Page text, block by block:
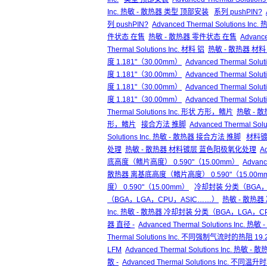
Inc. 热敏 - 散热器 类型 顶部安装
系列 pushPIN?
列 pushPIN? Advanced Thermal Solutions Inc.
件状态 在售 热敏 - 散热器 零件状态 在售
Thermal Solutions Inc. 材料 铝 热敏 - 散热器 材
度 1.181"（30.00mm）
Advanced Thermal
度 1.181"（30.00mm）
Advanced Thermal
度 1.181"（30.00mm）
Advanced Thermal
度 1.181"（30.00mm）
Advanced Thermal
Thermal Solutions Inc. 形状 方形，鳍片 热敏 - 散
形，鳍片
接合方法 推脚 Advanced Thermal
Solutions Inc. 热敏 - 散热器 接合方法 推脚
材料
处理 热敏 - 散热器 材料镀层 蓝色阳极氧化处理
底高度（鳍片高度） 0.590"（15.00mm）
散热器 离基底高度（鳍片高度） 0.590"（
度） 0.590"（15.00mm）
冷却封装 分类（
（BGA，LGA，CPU，ASIC……）
热敏 - 散热
Inc. 热敏 - 散热器 冷却封装 分类（BGA，LGA
器 直径 - Advanced Thermal Solutions Inc. 热敏 -
Thermal Solutions Inc. 不同强制气流时的热阻
LFM Advanced Thermal Solutions Inc. 热敏 - 散
散 - Advanced Thermal Solutions Inc. 不同温升